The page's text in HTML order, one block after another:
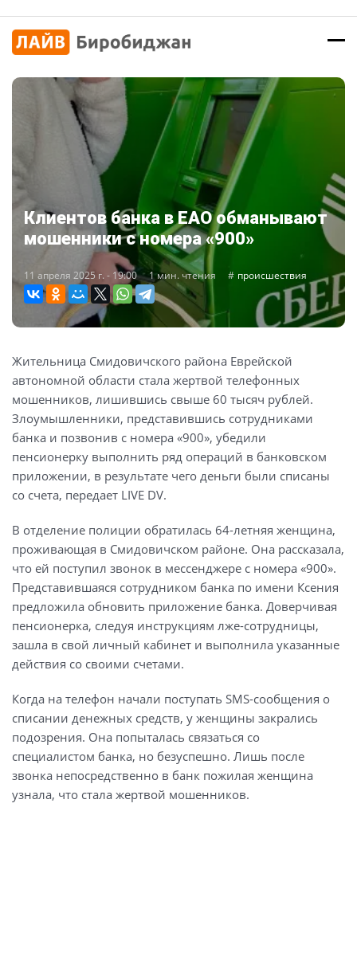
Клиентов банка в ЕАО обманывают
мошенники с номера «900»
11 апреля 2025 г. - 19:00 1 мин. чтения происшествия
Жительница Смидовичского района Еврейской
автономной области стала жертвой телефонных
мошенников, лишившись свыше 60 тысяч рублей.
Злоумышленники, представившись сотрудниками
банка и позвонив с номера «900», убедили
пенсионерку выполнить ряд операций в банковском
приложении, в результате чего деньги были списаны
со счета, передает LIVE DV.
В отделение полиции обратилась 64-летняя женщина,
проживающая в Смидовичском районе. Она рассказала,
что ей поступил звонок в мессенджере с номера «900».
Представившаяся сотрудником банка по имени Ксения
предложила обновить приложение банка. Доверчивая
пенсионерка, следуя инструкциям лже-сотрудницы,
зашла в свой личный кабинет и выполнила указанные
действия со своими счетами.
Когда на телефон начали поступать SMS-сообщения о
списании денежных средств, у женщины закрались
подозрения. Она попыталась связаться со
специалистом банка, но безуспешно. Лишь после
звонка непосредственно в банк пожилая женщина
узнала, что стала жертвой мошенников.